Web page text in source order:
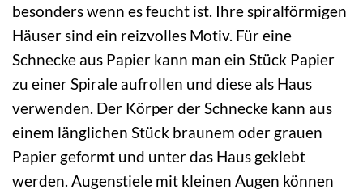
besonders wenn es feucht ist. Ihre spiralförmigen
Häuser sind ein reizvolles Motiv. Für eine
Schnecke aus Papier kann man ein Stück Papier
zu einer Spirale aufrollen und diese als Haus
verwenden. Der Körper der Schnecke kann aus
einem länglichen Stück braunem oder grauen
Papier geformt und unter das Haus geklebt
werden. Augenstiele mit kleinen Augen können